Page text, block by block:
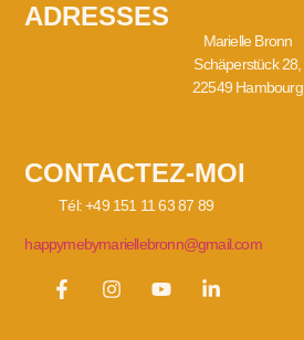
ADRESSES
Marielle Bronn
Schäperstück 28,
22549 Hambourg
CONTACTEZ-MOI
Tél: +49 151 11 63 87 89
happymebymariellebronn@gmail.com